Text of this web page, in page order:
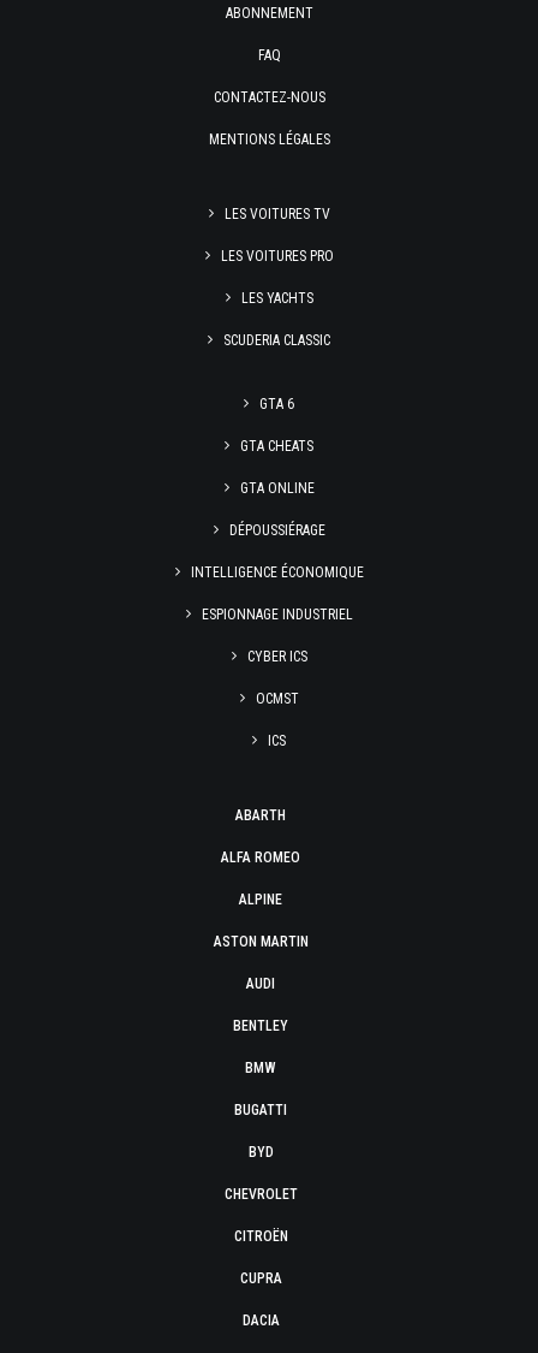
ABONNEMENT
FAQ
CONTACTEZ-NOUS
MENTIONS LÉGALES
LES VOITURES TV
LES VOITURES PRO
LES YACHTS
SCUDERIA CLASSIC
GTA 6
GTA CHEATS
GTA ONLINE
DÉPOUSSIÉRAGE
INTELLIGENCE ÉCONOMIQUE
ESPIONNAGE INDUSTRIEL
CYBER ICS
OCMST
ICS
ABARTH
ALFA ROMEO
ALPINE
ASTON MARTIN
AUDI
BENTLEY
BMW
BUGATTI
BYD
CHEVROLET
CITROËN
CUPRA
DACIA